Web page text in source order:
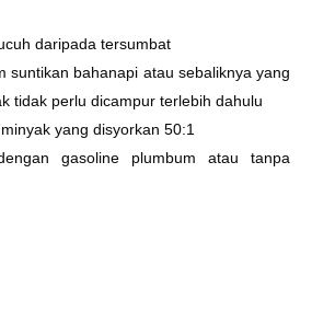
daripada tersumbat
suntikan bahanapi atau sebaliknya yang
tidak perlu dicampur terlebih dahulu
yang disyorkan 50:1
gasoline plumbum atau tanpa